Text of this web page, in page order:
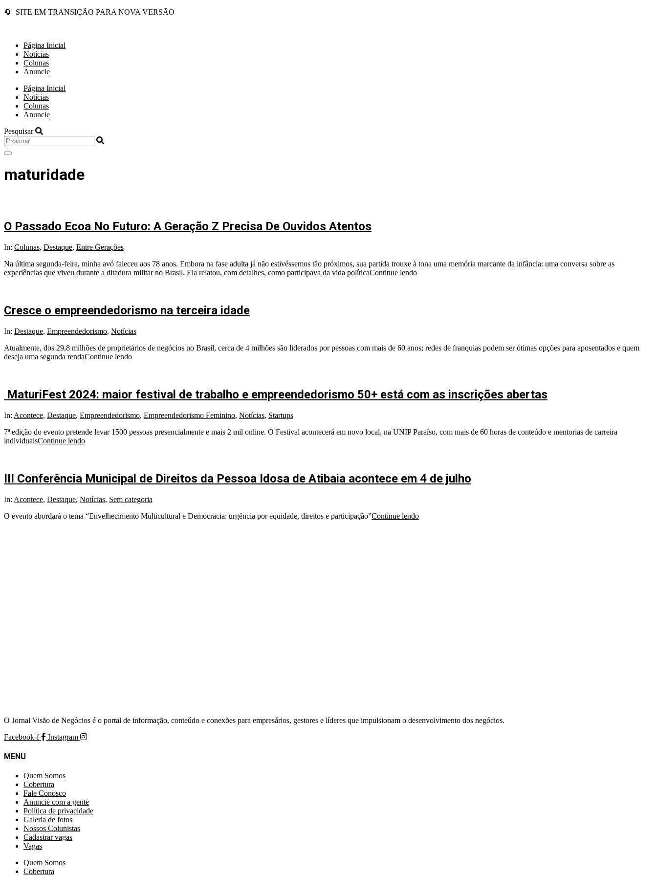
🔄 SITE EM TRANSIÇÃO PARA NOVA VERSÃO
Página Inicial
Notícias
Colunas
Anuncie
Página Inicial
Notícias
Colunas
Anuncie
Pesquisar
maturidade
O Passado Ecoa No Futuro: A Geração Z Precisa De Ouvidos Atentos
2024-
02
In: Colunas, Destaque, Entre Gerações
Na última segunda-feira, minha avó faleceu aos 78 anos. Embora na fase adulta já não estivéssemos tão próximos, sua partida trouxe à tona uma memória marcante da infância: uma conversa sobre as
experiências que viveu durante a ditadura militar no Brasil. Ela relatou, com detalhes, como participava da vida políticaContinue lendo
Cresce o empreendedorismo na terceira idade
2024-
26
In: Destaque, Empreendedorismo, Notícias
Atualmente, dos 29,8 milhões de proprietários de negócios no Brasil, cerca de 4 milhões são liderados por pessoas com mais de 60 anos; redes de franquias podem ser ótimas opções para aposentados e quem
deseja uma segunda rendaContinue lendo
MaturiFest 2024: maior festival de trabalho e empreendedorismo 50+ está com as inscrições abertas
2024-
05
In: Acontece, Destaque, Empreendedorismo, Empreendedorismo Feminino, Notícias, Startups
7ª edição do evento pretende levar 1500 pessoas presencialmente e mais 2 mil online. O Festival acontecerá em novo local, na UNIP Paraíso, com mais de 60 horas de conteúdo e mentorias de carreira
individuaisContinue lendo
III Conferência Municipal de Direitos da Pessoa Idosa de Atibaia acontece em 4 de julho
2024-
25
In: Acontece, Destaque, Notícias, Sem categoria
O evento abordará o tema “Envelhecimento Multicultural e Democracia: urgência por equidade, direitos e participação”Continue lendo
O Jornal Visão de Negócios é o portal de informação, conteúdo e conexões para empresários, gestores e líderes que impulsionam o desenvolvimento dos negócios.
Facebook-f
Instagram
MENU
Quem Somos
Cobertura
Fale Conosco
Anuncie com a gente
Política de privacidade
Galeria de fotos
Nossos Colunistas
Cadastrar vagas
Vagas
Quem Somos
Cobertura